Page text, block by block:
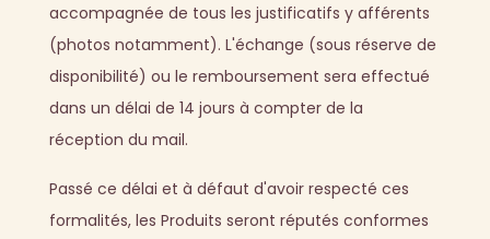
accompagnée de tous les justificatifs y afférents
(photos notamment). L'échange (sous réserve de
disponibilité) ou le remboursement sera effectué
dans un délai de 14 jours à compter de la
réception du mail.
Passé ce délai et à défaut d'avoir respecté ces
formalités, les Produits seront réputés conformes